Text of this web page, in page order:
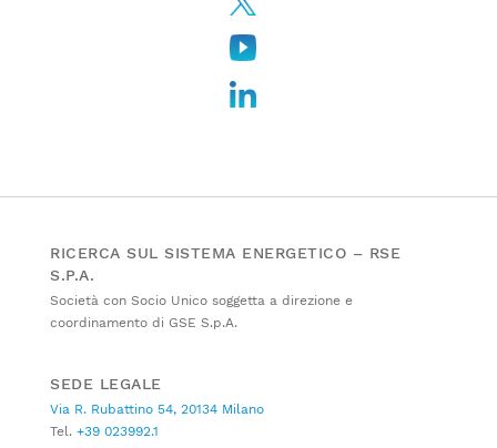
RICERCA SUL SISTEMA ENERGETICO – RSE
S.P.A.
Società con Socio Unico soggetta a direzione e
coordinamento di GSE S.p.A.
SEDE LEGALE
Via R. Rubattino 54, 20134 Milano
Tel. +39 023992.1